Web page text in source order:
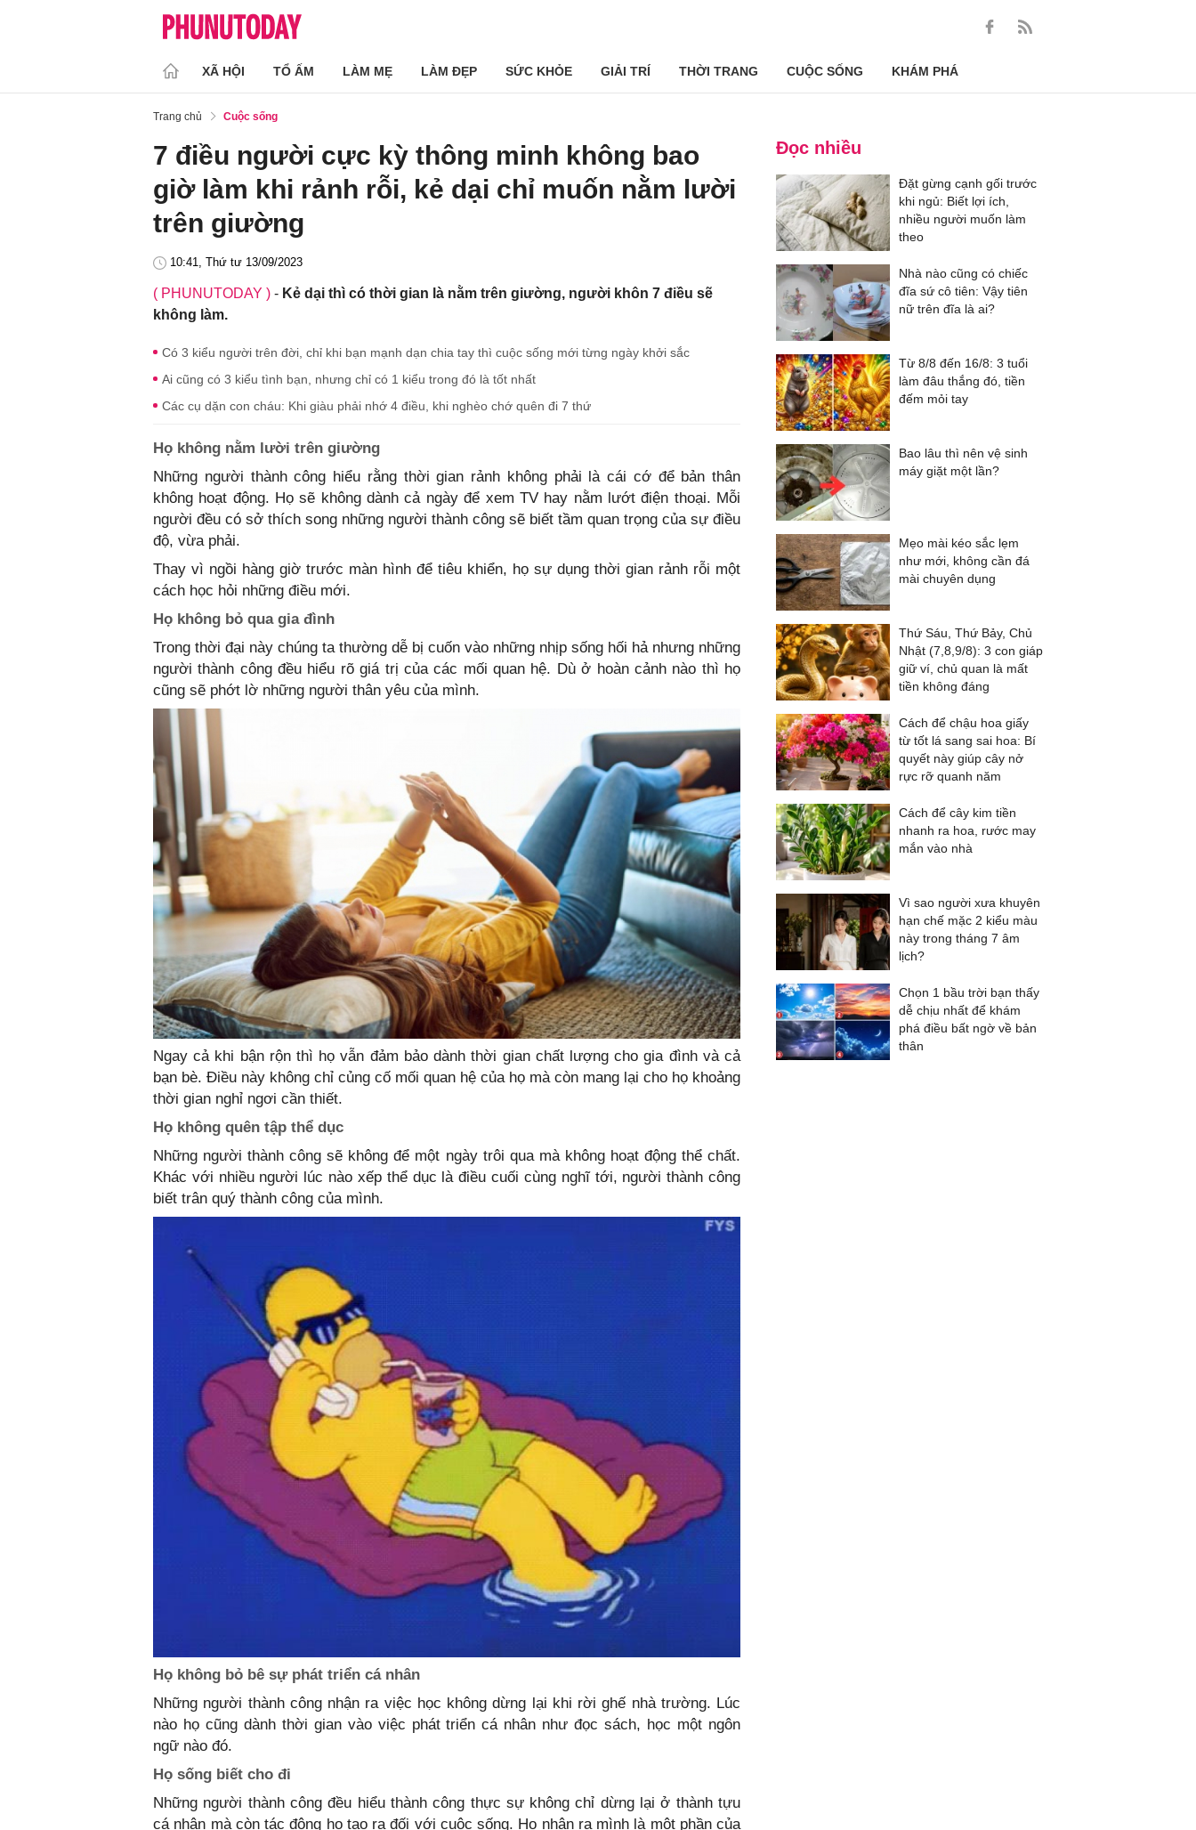
XÃ HỘI TỔ ẤM LÀM MẸ LÀM ĐẸP SỨC KHỎE GIẢI TRÍ THỜI TRANG CUỘC SỐNG KHÁM PHÁ
Trang chủ Cuộc sống
7 điều người cực kỳ thông minh không bao
giờ làm khi rảnh rỗi, kẻ dại chỉ muốn nằm lười
trên giường
10:41, Thứ tư 13/09/2023
( PHUNUTODAY ) - Kẻ dại thì có thời gian là nằm trên giường, người khôn 7 điều sẽ
không làm.
Có 3 kiểu người trên đời, chỉ khi bạn mạnh dạn chia tay thì cuộc sống mới từng ngày khởi sắc
Ai cũng có 3 kiểu tình bạn, nhưng chỉ có 1 kiểu trong đó là tốt nhất
Các cụ dặn con cháu: Khi giàu phải nhớ 4 điều, khi nghèo chớ quên đi 7 thứ
Họ không nằm lười trên giường
Những người thành công hiểu rằng thời gian rảnh không phải là cái cớ để bản thân
không hoạt động. Họ sẽ không dành cả ngày để xem TV hay nằm lướt điện thoại. Mỗi
người đều có sở thích song những người thành công sẽ biết tầm quan trọng của sự điều
độ, vừa phải.
Thay vì ngồi hàng giờ trước màn hình để tiêu khiển, họ sự dụng thời gian rảnh rỗi một
cách học hỏi những điều mới.
Họ không bỏ qua gia đình
Trong thời đại này chúng ta thường dễ bị cuốn vào những nhịp sống hối hả nhưng những
người thành công đều hiểu rõ giá trị của các mối quan hệ. Dù ở hoàn cảnh nào thì họ
cũng sẽ phớt lờ những người thân yêu của mình.
Ngay cả khi bận rộn thì họ vẫn đảm bảo dành thời gian chất lượng cho gia đình và cả
bạn bè. Điều này không chỉ củng cố mối quan hệ của họ mà còn mang lại cho họ khoảng
thời gian nghỉ ngơi cần thiết.
Họ không quên tập thể dục
Những người thành công sẽ không để một ngày trôi qua mà không hoạt động thể chất.
Khác với nhiều người lúc nào xếp thể dục là điều cuối cùng nghĩ tới, người thành công
biết trân quý thành công của mình.
Họ không bỏ bê sự phát triển cá nhân
Những người thành công nhận ra việc học không dừng lại khi rời ghế nhà trường. Lúc
nào họ cũng dành thời gian vào việc phát triển cá nhân như đọc sách, học một ngôn
ngữ nào đó.
Họ sống biết cho đi
Những người thành công đều hiểu thành công thực sự không chỉ dừng lại ở thành tựu
cá nhân mà còn tác động họ tạo ra đối với cuộc sống. Họ nhận ra mình là một phần của
Đọc nhiều
Đặt gừng cạnh gối trước
khi ngủ: Biết lợi ích,
nhiều người muốn làm
theo
Nhà nào cũng có chiếc
đĩa sứ cô tiên: Vậy tiên
nữ trên đĩa là ai?
Từ 8/8 đến 16/8: 3 tuổi
làm đâu thắng đó, tiền
đếm mỏi tay
Bao lâu thì nên vệ sinh
máy giặt một lần?
Mẹo mài kéo sắc lẹm
như mới, không cần đá
mài chuyên dụng
Thứ Sáu, Thứ Bảy, Chủ
Nhật (7,8,9/8): 3 con giáp
giữ ví, chủ quan là mất
tiền không đáng
Cách để chậu hoa giấy
từ tốt lá sang sai hoa: Bí
quyết này giúp cây nở
rực rỡ quanh năm
Cách để cây kim tiền
nhanh ra hoa, rước may
mắn vào nhà
Vì sao người xưa khuyên
hạn chế mặc 2 kiểu màu
này trong tháng 7 âm
lịch?
Chọn 1 bầu trời bạn thấy
dễ chịu nhất để khám
phá điều bất ngờ về bản
thân